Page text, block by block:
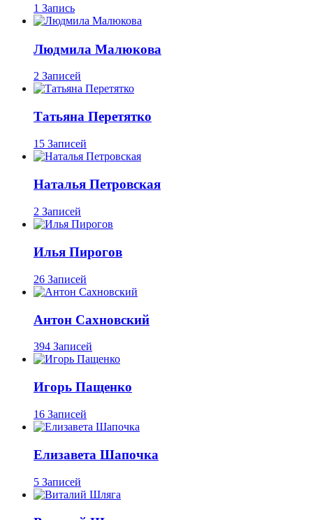
1 Запись
Людмила Малюкова
2 Записей
Татьяна Перетятко
15 Записей
Наталья Петровская
2 Записей
Илья Пирогов
26 Записей
Антон Сахновский
394 Записей
Игорь Пащенко
16 Записей
Елизавета Шапочка
5 Записей